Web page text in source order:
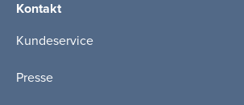
Kontakt
Kundeservice
Presse